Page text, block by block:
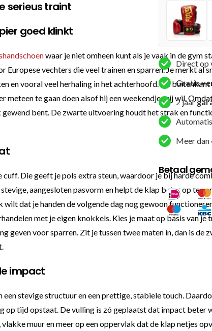
Direct op
Gratis
2 jaar
Meer dan
Betaal
serieus traint
goed klinkt
waar je niet omheen kunt als je vaak in de gym
vechters die veel trainen en sparren. Je merkt al
en vooral veel herhaling in het achterhoofd. De
meteen te gaan doen alsof hij een weekendje vrij wil.
bent. De zwarte uitvoering houdt het strak en
Die geeft je pols extra steun, waardoor je bij harde
aangesloten pasvorm en helpt de klap beter op te
wilt dat je handen de volgende dag nog gewoon
met je eigen knokkels. Kies je maat op basis van
geven voor sparren. Zit je tussen twee maten in, dan is de
impact
stevige structuur en een prettige, stabiele touch.
op tijd opstaat. De vulling is zó geplaatst dat impact beter
muur en meer op een oppervlak dat de klap netjes